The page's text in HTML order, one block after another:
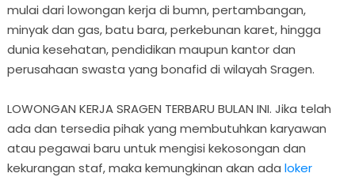
mulai dari lowongan kerja di bumn, pertambangan,
minyak dan gas, batu bara, perkebunan karet, hingga
dunia kesehatan, pendidikan maupun kantor dan
perusahaan swasta yang bonafid di wilayah Sragen.
LOWONGAN KERJA SRAGEN TERBARU BULAN INI. Jika telah
ada dan tersedia pihak yang membutuhkan karyawan
atau pegawai baru untuk mengisi kekosongan dan
kekurangan staf, maka kemungkinan akan ada loker